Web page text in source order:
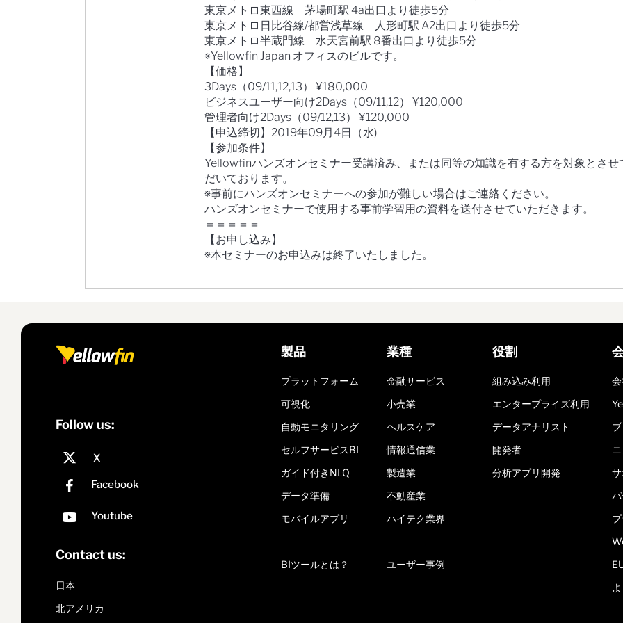
東京メトロ東西線 茅場町駅 4a出口より徒歩5分
東京メトロ日比谷線/都営浅草線 人形町駅 A2出口より徒歩5分
東京メトロ半蔵門線 水天宮前駅 8番出口より徒歩5分
※Yellowfin Japan オフィスのビルです。
【価格】
3Days（09/11,12,13） ¥180,000
ビジネスユーザー向け2Days（09/11,12） ¥120,000
管理者向け2Days（09/12,13） ¥120,000
【申込締切】2019年09月4日（水)
【参加条件】
Yellowfinハンズオンセミナー受講済み、または同等の知識を有する方を対象とさせ
だいております。
※事前にハンズオンセミナーへの参加が難しい場合はご連絡ください。
ハンズオンセミナーで使用する事前学習用の資料を送付させていただきます。
＝＝＝＝＝
【お申し込み】
※本セミナーのお申込みは終了いたしました。
Follow us:
Contact us:
日本
北アメリカ
製品
プラットフォーム
可視化
自動モニタリング
セルフサービスBI
ガイド付きNLQ
データ準備
モバイルアプリ
BIツールとは？
業種
金融サービス
小売業
ヘルスケア
情報通信業
製造業
不動産業
ハイテク業界
ユーザー事例
役割
組み込み利用
エンタープライズ利用
データアナリスト
開発者
分析アプリ開発